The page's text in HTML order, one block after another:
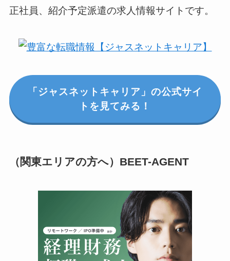
正社員、紹介予定派遣の求人情報サイトです。
「ジャスネットキャリア」の公式サイ
トを見てみる！
（関東エリアの方へ）BEET-AGENT